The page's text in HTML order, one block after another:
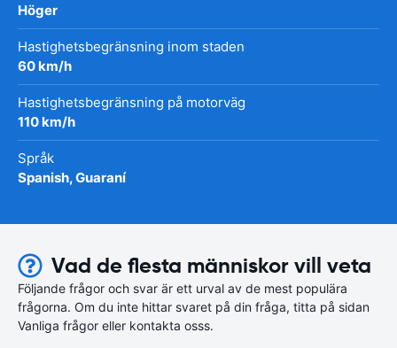
Höger
Hastighetsbegränsning inom staden
60 km/h
Hastighetsbegränsning på motorväg
110 km/h
Språk
Spanish, Guaraní
Vad de flesta människor vill veta
Följande frågor och svar är ett urval av de mest populära
frågorna. Om du inte hittar svaret på din fråga, titta på sidan
Vanliga frågor eller kontakta osss.